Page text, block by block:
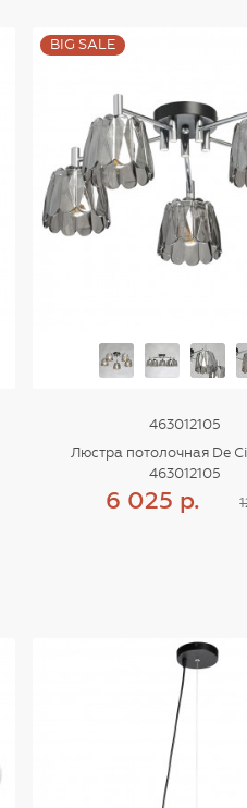
BIG SALE
463012105
Люстра потолочная De
463012105
6 025 р.